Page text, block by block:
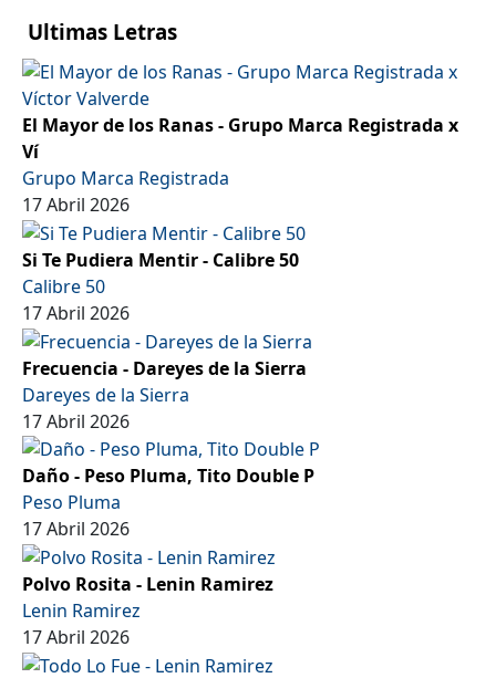
Ultimas Letras
El Mayor de los Ranas - Grupo Marca Registrada x
Ví
Grupo Marca Registrada
17 Abril 2026
Si Te Pudiera Mentir - Calibre 50
Calibre 50
17 Abril 2026
Frecuencia - Dareyes de la Sierra
Dareyes de la Sierra
17 Abril 2026
Daño - Peso Pluma, Tito Double P
Peso Pluma
17 Abril 2026
Polvo Rosita - Lenin Ramirez
Lenin Ramirez
17 Abril 2026